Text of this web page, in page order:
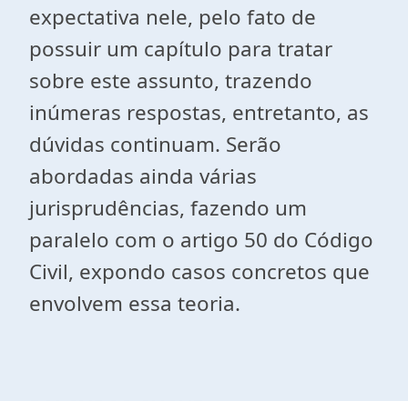
expectativa nele, pelo fato de
possuir um capítulo para tratar
sobre este assunto, trazendo
inúmeras respostas, entretanto, as
dúvidas continuam. Serão
abordadas ainda várias
jurisprudências, fazendo um
paralelo com o artigo 50 do Código
Civil, expondo casos concretos que
envolvem essa teoria.